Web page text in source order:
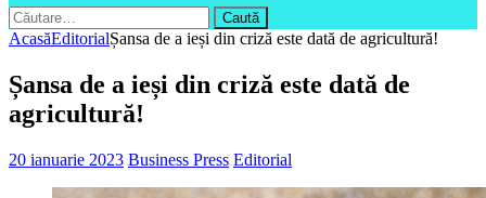
Caută
după:
AcasăEditorialȘansa de a ieși din criză este dată de agricultură!
Șansa de a ieși din criză este dată de
agricultură!
20 ianuarie 2023 Business Press Editorial